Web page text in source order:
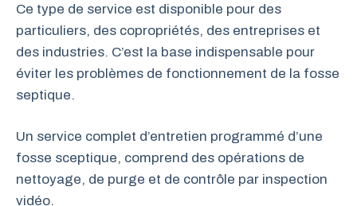
Ce type de service est disponible pour des
particuliers, des copropriétés, des entreprises et
des industries. C’est la base indispensable pour
éviter les problèmes de fonctionnement de la fosse
septique.
Un service complet d’entretien programmé d’une
fosse sceptique, comprend des opérations de
nettoyage, de purge et de contrôle par inspection
vidéo.